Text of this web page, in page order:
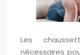
Les
nécessaires